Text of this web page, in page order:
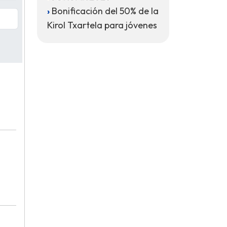
Bonificación del 50% de la
Kirol Txartela para jóvenes